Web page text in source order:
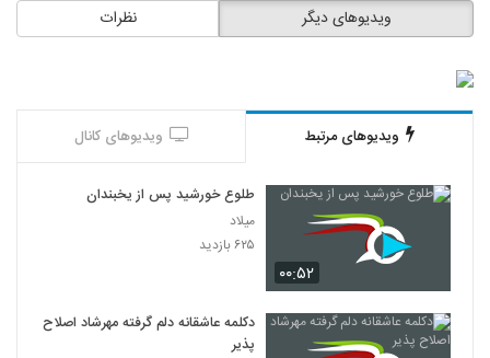
نظرات ویدیوهای دیگر
ویدیوهای مرتبط ویدیوهای کانال
۰۰:۵۲
طلوع خورشید پس از یخبندان
میلاد
۶۲۵ بازدید
دکلمه عاشقانه دلم گرفته مهرشاد اصلاح
پذیر